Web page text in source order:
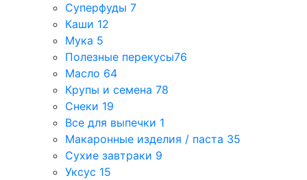
Суперфуды 7
Каши 12
Мука 5
Полезные перекусы76
Масло 64
Крупы и семена 78
Снеки 19
Все для выпечки 1
Макаронные изделия / паста 35
Сухие завтраки 9
Уксус 15